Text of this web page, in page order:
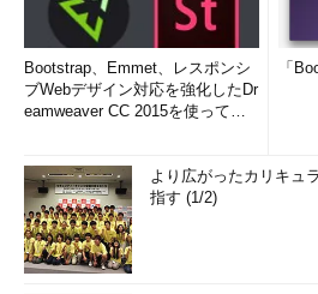
Bootstrap、Emmet、レスポンシ
ブWebデザイン対応を強化したDr
eamweaver CC 2015を使って
「
より広がったカリキュ
指す (1/2)